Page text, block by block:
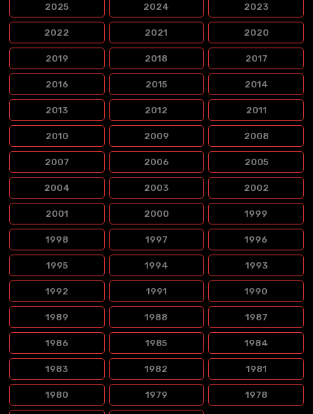
2025 2024 2023
2022 2021 2020
2019 2018 2017
2016 2015 2014
2013 2012 2011
2010 2009 2008
2007 2006 2005
2004 2003 2002
2001 2000 1999
1998 1997 1996
1995 1994 1993
1992 1991 1990
1989 1988 1987
1986 1985 1984
1983 1982 1981
1980 1979 1978